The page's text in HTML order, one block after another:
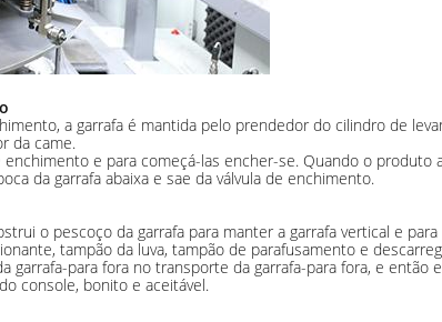
a garrafa é mantida pelo prendedor do cilindro de
da came.
e para começá-las encher-se. Quando o
da garrafa abaixa e sae da válvula de enchimento.
o pescoço da garrafa para manter a garrafa vertical e
tampão da luva, tampão de parafusamento e
para fora no transporte da garrafa-para fora, e então
console, bonito e aceitável.